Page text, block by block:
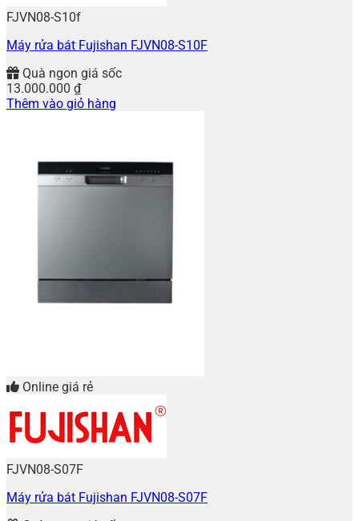
FJVN08-S10f
Máy rửa bát Fujishan FJVN08-S10F
Quà ngon giá sốc
13.000.000 ₫
Thêm vào giỏ hàng
Online giá rẻ
FJVN08-S07F
Máy rửa bát Fujishan FJVN08-S07F